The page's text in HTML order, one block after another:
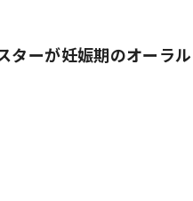
ターが妊娠期のオーラル